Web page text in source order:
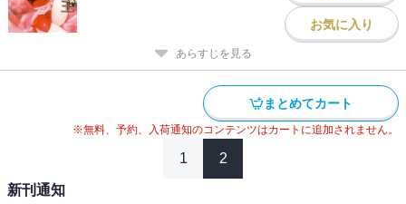
お気に入り
あらすじを見る
まとめてカート
※無料、予約、入荷通知のコンテンツはカートに追加されません。
1 2
新刊通知